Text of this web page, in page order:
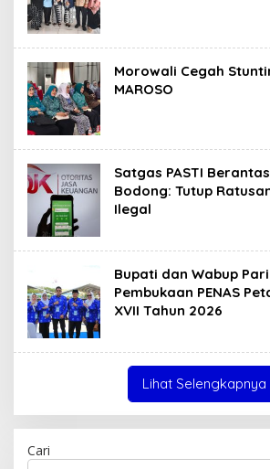
Morowali Cegah
MAROSO
Satgas PASTI
Bodong: Tutup
Ilegal
Bupati dan Wabup
Pembukaan PENAS
XVII Tahun 2026
Lihat Selengkapnya
Cari